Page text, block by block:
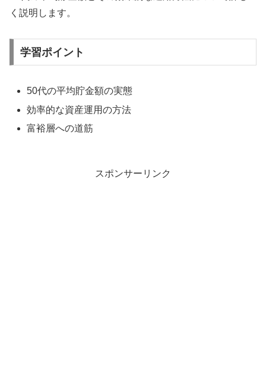
く説明します。
学習ポイント
50代の平均貯金額の実態
効率的な資産運用の方法
富裕層への道筋
スポンサーリンク